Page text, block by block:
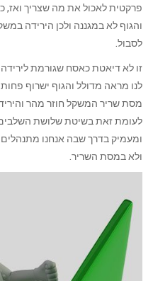
פרקטית לאכול את מה שצריך ואז,
והגוף לא במגננה ולכן הירידה
לסבול.
זו לא דיאטת כאסח שגורמת
לנו מראה מדולל והגוף ישרוף
מסת שריר המשקל חוזר מהר
לעומת זאת בשיטת שלושת השלבים
ומעמיק בדרך שבה אנחנו מתנהלים
ולא במסת השריר.